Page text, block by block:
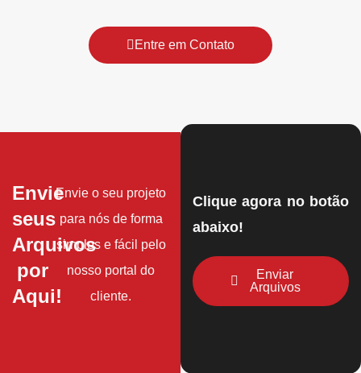
Entre em Contato
Envie
seus
Arquivos
por
Aqui!
Envie o seu projeto
para nós de forma
simples e fácil pelo
nosso portal do
cliente.
Clique agora no botão
abaixo!
Enviar
Arquivos